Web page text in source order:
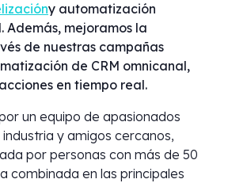
y automatización
Además, mejoramos la
de nuestras campañas
de CRM omnicanal,
en tiempo real.
un equipo de apasionados
y amigos cercanos,
por personas con más de 50
combinada en las principales